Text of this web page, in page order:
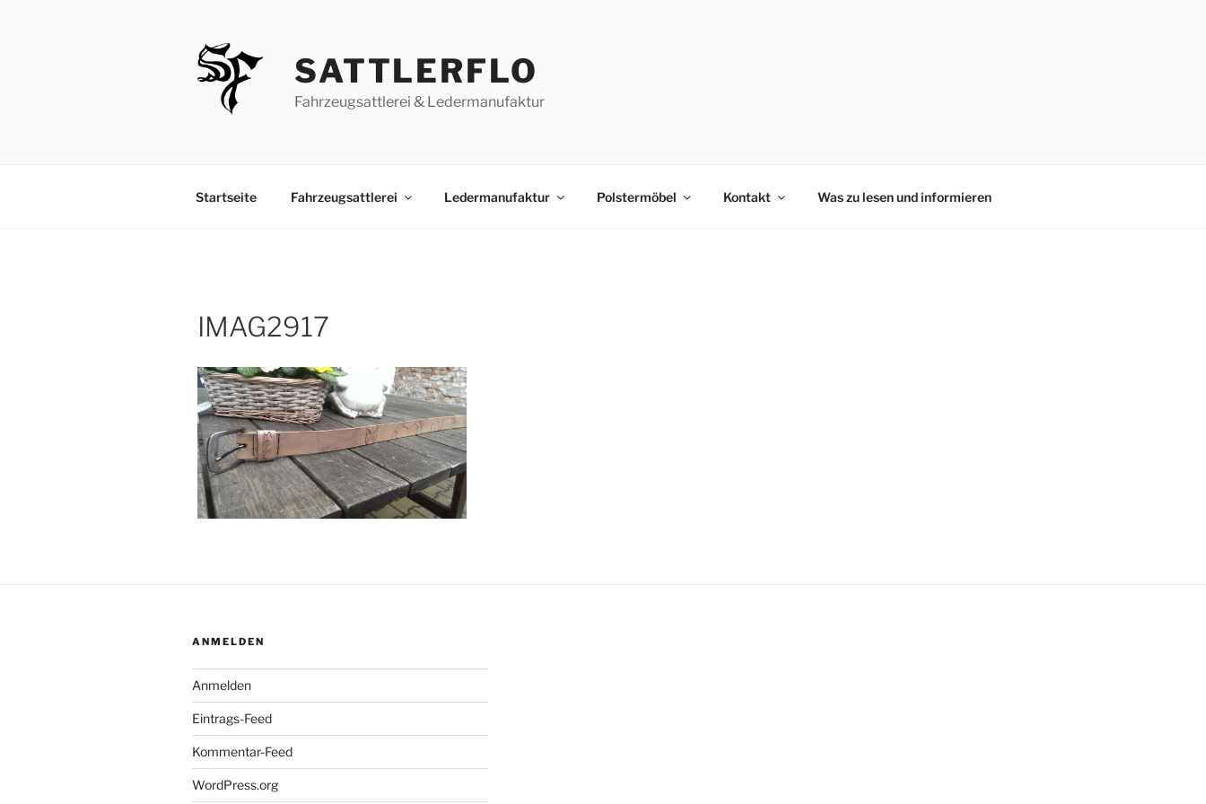
SATTLERFLO
Fahrzeugsattlerei & Ledermanufaktur
Startseite Fahrzeugsattlerei Ledermanufaktur Polstermöbel Kontakt Was zu lesen und informieren
IMAG2917
ANMELDEN
Anmelden
Eintrags-Feed
Kommentar-Feed
WordPress.org